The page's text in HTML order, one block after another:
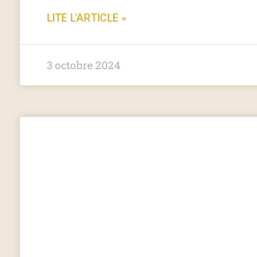
LITE L'ARTICLE »
3 octobre 2024